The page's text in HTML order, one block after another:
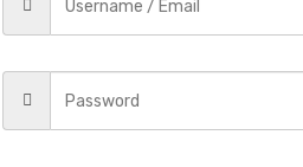
ওষুধে কাজ হবে না।’